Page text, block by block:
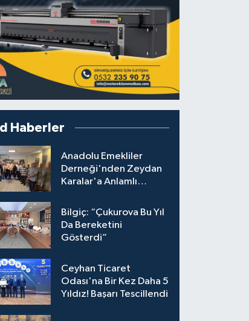
Haberler
Anadolu Emekliler
Derneği'nden Zeydan
Karalar'a Anlamlı
Bilgiç: “Çukurova Bu Yıl
Da Bereketini
Gösterdi”
Ceyhan Ticaret
Odası'na Bir Kez Daha 5
Yıldız! Başarı Tescillendi